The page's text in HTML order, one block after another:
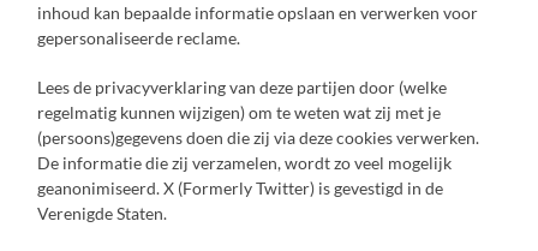
inhoud kan bepaalde informatie opslaan en verwerken voor
gepersonaliseerde reclame.
Lees de privacyverklaring van deze partijen door (welke
regelmatig kunnen wijzigen) om te weten wat zij met je
(persoons)gegevens doen die zij via deze cookies verwerken.
De informatie die zij verzamelen, wordt zo veel mogelijk
geanonimiseerd. X (Formerly Twitter) is gevestigd in de
Verenigde Staten.